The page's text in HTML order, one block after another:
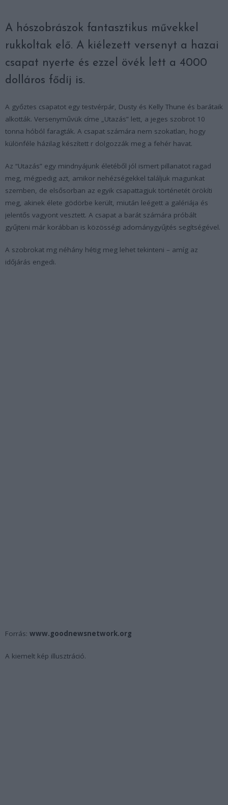
A hószobrászok fantasztikus művekkel
rukkoltak elő. A kiélezett versenyt a hazai
csapat nyerte és ezzel övék lett a 4000
dolláros fődíj is.
A győztes csapatot egy testvérpár, Dusty és Kelly Thune és barátaik
alkották. Versenyművük címe „Utazás” lett, a jeges szobrot 10
tonna hóból faragták. A csapat számára nem szokatlan, hogy
különféle házilag készített r dolgozzák meg a fehér havat.
Az “Utazás” egy mindnyájunk életéből jól ismert pillanatot ragad
meg, mégpedig azt, amikor nehézségekkel találjuk magunkat
szemben, de elsősorban az egyik csapattagjuk történetét örökíti
meg, akinek élete gödörbe került, miután leégett a galériája és
jelentős vagyont vesztett. A csapat a barát számára próbált
gyűjteni már korábban is közösségi adománygyűjtés segítségével.
A szobrokat mg néhány hétig meg lehet tekinteni – amíg az
időjárás engedi.
Forrás: www.goodnewsnetwork.org
A kiemelt kép illusztráció.